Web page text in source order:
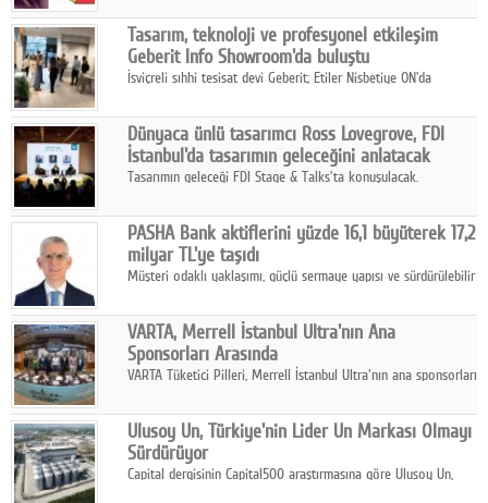
Tasarım, teknoloji ve profesyonel etkileşim
Geberit Info Showroom'da buluştu
İsviçreli sıhhi tesisat devi Geberit; Etiler Nisbetiye ON'da
ortaklığıyla özel bir davete ev sahipliği yaptı.
Dünyaca ünlü tasarımcı Ross Lovegrove, FDI
İstanbul'da tasarımın geleceğini anlatacak
Tasarımın geleceği FDI Stage & Talks'ta konuşulacak.
PASHA Bank aktiflerini yüzde 16,1 büyüterek 17,2
milyar TL'ye taşıdı
Müşteri odaklı yaklaşımı, güçlü sermaye yapısı ve sürdürülebilir
yılının ilk yarısında güçlü finansal performansını korudu.
VARTA, Merrell İstanbul Ultra'nın Ana
Sponsorları Arasında
VARTA Tüketici Pilleri, Merrell İstanbul Ultra'nın ana sponsorları
enerjisine güç katıyor.
Ulusoy Un, Türkiye'nin Lider Un Markası Olmayı
Sürdürüyor
Capital dergisinin Capital500 araştırmasına göre Ulusoy Un,